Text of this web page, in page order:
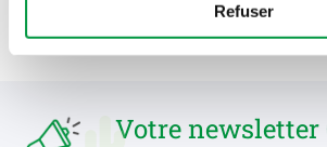
Refuser
Votre newsletter